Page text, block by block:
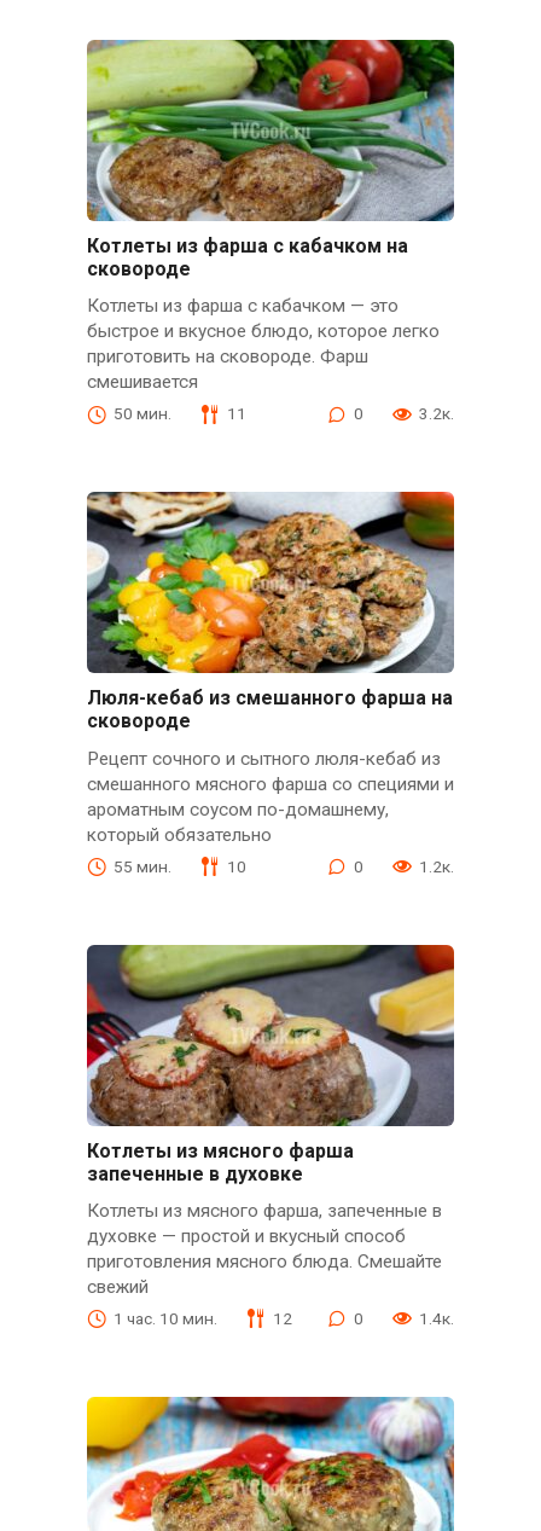
Котлеты из фарша с кабачком на
сковороде
Котлеты из фарша с кабачком — это
быстрое и вкусное блюдо, которое легко
приготовить на сковороде. Фарш
смешивается
50 мин. 11 0 3.2к.
Люля-кебаб из смешанного фарша на
сковороде
Рецепт сочного и сытного люля-кебаб из
смешанного мясного фарша со специями и
ароматным соусом по-домашнему,
который обязательно
55 мин. 10 0 1.2к.
Котлеты из мясного фарша
запеченные в духовке
Котлеты из мясного фарша, запеченные в
духовке — простой и вкусный способ
приготовления мясного блюда. Смешайте
свежий
1 час. 10 мин. 12 0 1.4к.